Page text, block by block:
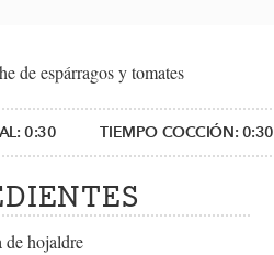
de espárragos y tomates
0:30 TIEMPO COCCIÓN: 0:30
de hojaldre